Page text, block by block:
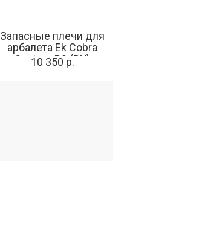
Запасные плечи для
арбалета Ek Cobra
System R9 (RX)
10 350 р.